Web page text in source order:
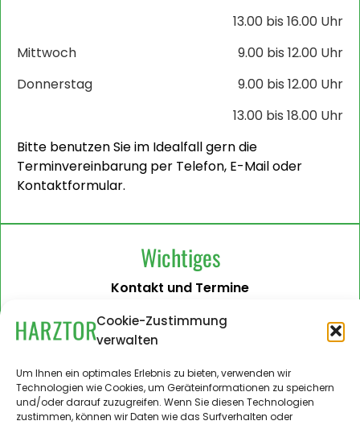
Cookie-Zustimmung
verwalten
Um Ihnen ein optimales Erlebnis zu bieten, verwenden wir
Technologien wie Cookies, um Geräteinformationen zu speichern
und/oder darauf zuzugreifen. Wenn Sie diesen Technologien
zustimmen, können wir Daten wie das Surfverhalten oder
13.00 bis 16.00 Uhr
Mittwoch
9.00 bis 12.00 Uhr
Donnerstag
9.00 bis 12.00 Uhr
13.00 bis 18.00 Uhr
Bitte benutzen Sie im Idealfall gern die
Terminvereinbarung per Telefon, E-Mail oder
Kontaktformular.
Wichtiges
Kontakt und Termine
Barrierefreiheit
Impressum
Datenschutzerklärung
Administration
Harztor.de als Web-App